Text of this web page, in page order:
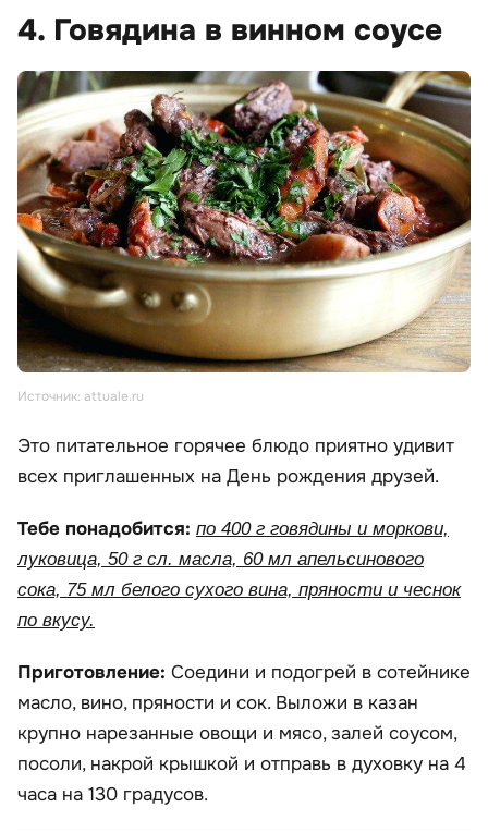
4. Говядина в винном соусе
Источник: attuale.ru
Это питательное горячее блюдо приятно удивит
всех приглашенных на День рождения друзей.
Тебе понадобится: по 400 г говядины и моркови,
луковица, 50 г сл. масла, 60 мл апельсинового
сока, 75 мл белого сухого вина, пряности и чеснок
по вкусу.
Приготовление: Соедини и подогрей в сотейнике
масло, вино, пряности и сок. Выложи в казан
крупно нарезанные овощи и мясо, залей соусом,
посоли, накрой крышкой и отправь в духовку на 4
часа на 130 градусов.